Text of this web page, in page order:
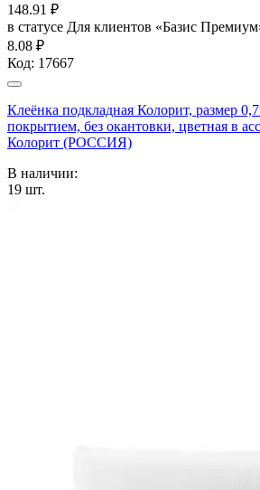
148.91 ₽
в статусе Для клиентов «Базис
8.08 ₽
Код: 17667
Клеёнка подкладная Колорит, размер
покрытием, без окантовки, цветная в
Колорит (РОССИЯ)
В наличии:
19 шт.